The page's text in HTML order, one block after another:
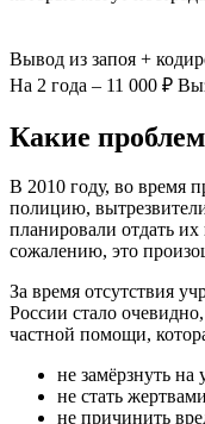
Вывод из запоя +
На 2 года – 11 000 ₽
Какие
В 2010 году, во время
полицию,
планировали отдать
сожалению, это
За время отсутствия
России стало
частной помощи,
не замёрзнуть на
не стать
не причинить